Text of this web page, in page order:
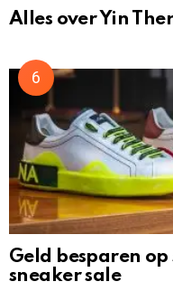
Alles over Yin
Geld besparen op
sneaker sale